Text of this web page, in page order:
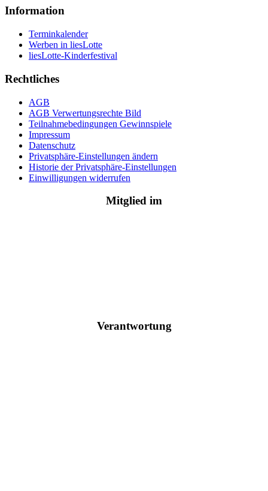
Information
Terminkalender
Werben in liesLotte
liesLotte-Kinderfestival
Rechtliches
AGB
AGB Verwertungsrechte Bild
Teilnahmebedingungen Gewinnspiele
Impressum
Datenschutz
Privatsphäre-Einstellungen ändern
Historie der Privatsphäre-Einstellungen
Einwilligungen widerrufen
Mitglied im
Verantwortung